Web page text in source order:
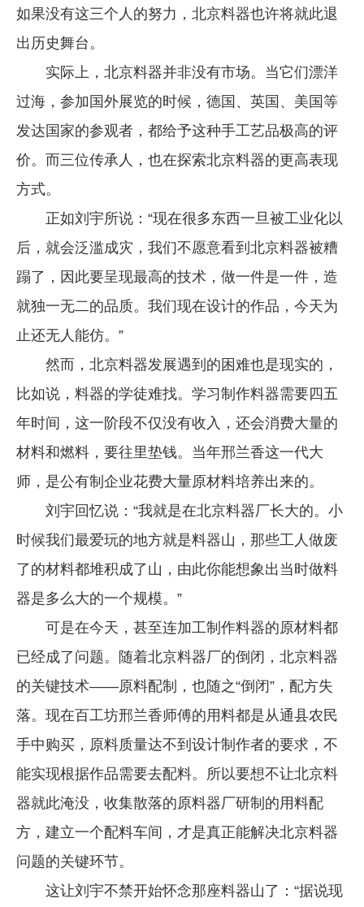
如果没有这三个人的努力，北京料器也许将就此退
出历史舞台。
实际上，北京料器并非没有市场。当它们漂洋
过海，参加国外展览的时候，德国、英国、美国等
发达国家的参观者，都给予这种手工艺品极高的评
价。而三位传承人，也在探索北京料器的更高表现
方式。
正如刘宇所说：“现在很多东西一旦被工业化以
后，就会泛滥成灾，我们不愿意看到北京料器被糟
蹋了，因此要呈现最高的技术，做一件是一件，造
就独一无二的品质。我们现在设计的作品，今天为
止还无人能仿。”
然而，北京料器发展遇到的困难也是现实的，
比如说，料器的学徒难找。学习制作料器需要四五
年时间，这一阶段不仅没有收入，还会消费大量的
材料和燃料，要往里垫钱。当年邢兰香这一代大
师，是公有制企业花费大量原材料培养出来的。
刘宇回忆说：“我就是在北京料器厂长大的。小
时候我们最爱玩的地方就是料器山，那些工人做废
了的材料都堆积成了山，由此你能想象出当时做料
器是多么大的一个规模。”
可是在今天，甚至连加工制作料器的原材料都
已经成了问题。随着北京料器厂的倒闭，北京料器
的关键技术——原料配制，也随之“倒闭”，配方失
落。现在百工坊邢兰香师傅的用料都是从通县农民
手中购买，原料质量达不到设计制作者的要求，不
能实现根据作品需要去配料。所以要想不让北京料
器就此淹没，收集散落的原料器厂研制的用料配
方，建立一个配料车间，才是真正能解决北京料器
问题的关键环节。
这让刘宇不禁开始怀念那座料器山了：“据说现